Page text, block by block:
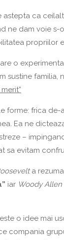
ca
ne dam voie s-
propriilor
o
sustine familia,
forme: frica
Ea ne
–
sa evitam
a
iar Woody Allen
este o idee mai
compania